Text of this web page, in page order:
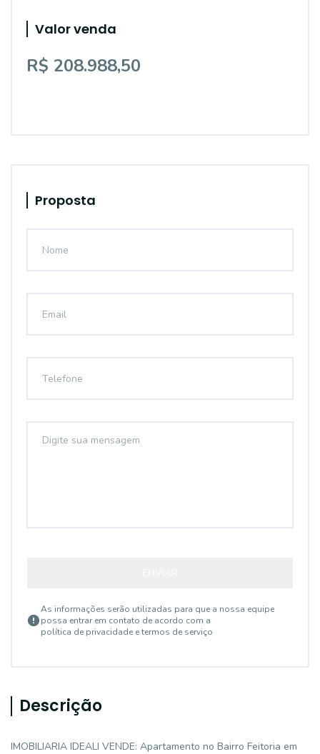
Valor venda
R$ 208.988,50
Proposta
As informações serão utilizadas para que a nossa equipe
possa entrar em contato de acordo com a
política de privacidade e termos de serviço
Descrição
IMOBILIARIA IDEALI VENDE: Apartamento no Bairro Feitoria em